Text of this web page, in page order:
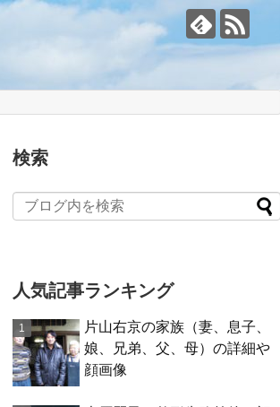
検索
人気記事ランキング
片山右京の家族（妻、息子、
娘、兄弟、父、母）の詳細や
顔画像